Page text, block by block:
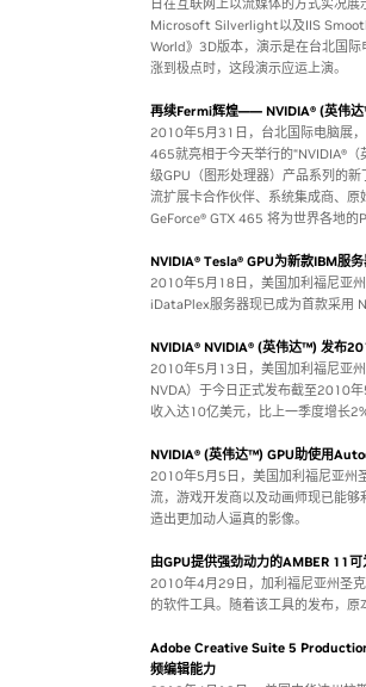
日在互联网上以流媒体的方式实况
Microsoft Silverlight以及IIS
World》3D版本，演示是在台北国
涨到极点时，这段演示应运上演。
再续Fermi辉煌—— NVIDIA® (英伟
2010年5月31日，台北国际电脑展
465就亮相于今天举行的“NVIDIA®
级GPU（图形处理器）产品系列的
流扩展卡合作伙伴、系统集成商、
GeForce® GTX 465 将为世界各地
NVIDIA® Tesla® GPU为新款IBM服
2010年5月18日，美国加利福尼亚
iDataPlex服务器现已成为首款采用
NVIDIA® NVIDIA® (英伟达™) 发布
2010年5月13日，美国加利福尼亚
NVDA）于今日正式发布截至2010
收入达10亿美元，比上一季度增长
NVIDIA® (英伟达™) GPU助使用
2010年5月5日，美国加利福尼亚
流，游戏开发商以及动画师现已能
造出更加动人逼真的影像。
由GPU提供强劲动力的AMBER 11
2010年4月29日，加利福尼亚州圣
的软件工具。随着该工具的发布，
Adobe Creative Suite 5
频编辑能力